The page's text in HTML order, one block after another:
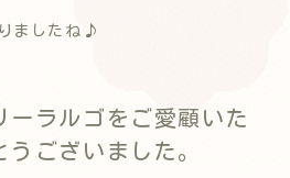
ましたね♪
ーラルゴをご愛顧いた
ございました。